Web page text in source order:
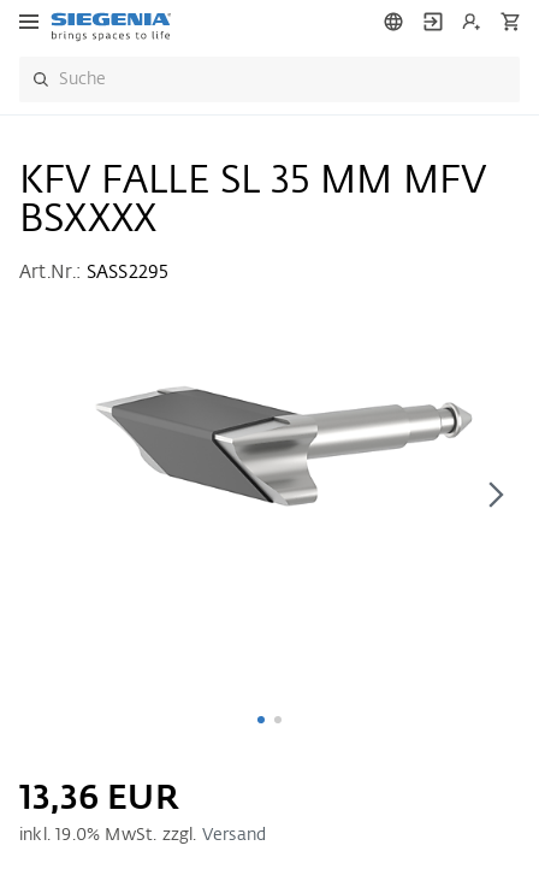
KFV FALLE SL 35 MM MFV
BSXXXX
Art.Nr.: SASS2295
13,36 EUR
inkl. 19.0% MwSt. zzgl. Versand